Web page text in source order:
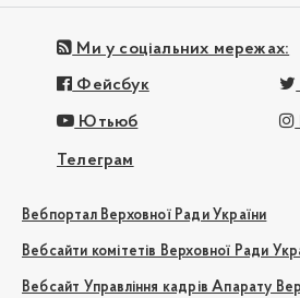
Ми у соціальних мережах:
Фейсбук
Ютьюб
Телеграм
Вебпортал Верховної Ради України
Вебсайти комітетів Верховної Ради
Вебсайт Управління кадрів Апарату